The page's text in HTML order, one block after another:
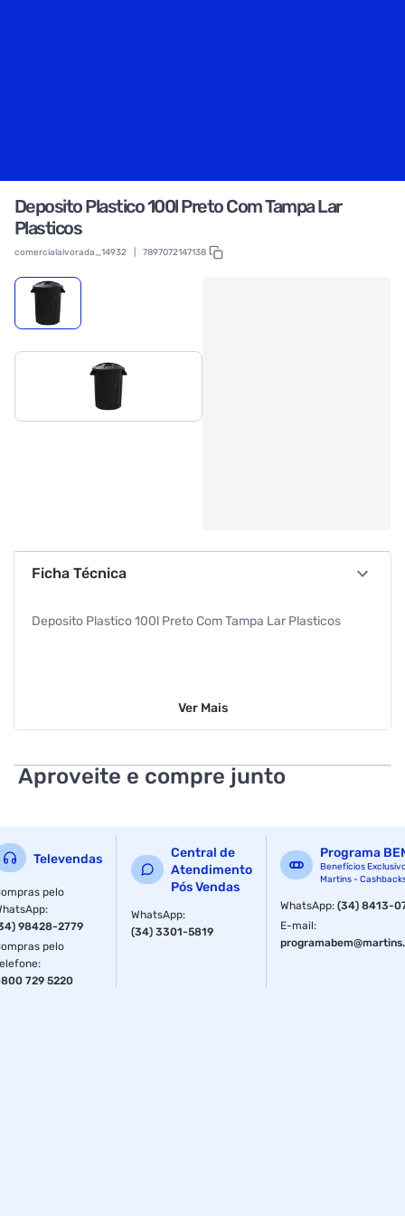
Deposito Plastico 100l Preto Com Tampa Lar
Plasticos
comercialalvorada_14932 7897072147138
Ficha Técnica
Deposito Plastico 100l Preto Com Tampa Lar Plasticos
Ver Mais
Aproveite e compre junto
Televendas
pelo
:
98428-2779
pelo
:
729 5220
Central de
Atendimento
Pós Vendas
WhatsApp:
(34) 3301-5819
Programa
Benefícios
Martins -
WhatsApp:(34) 8413-
E-mail: